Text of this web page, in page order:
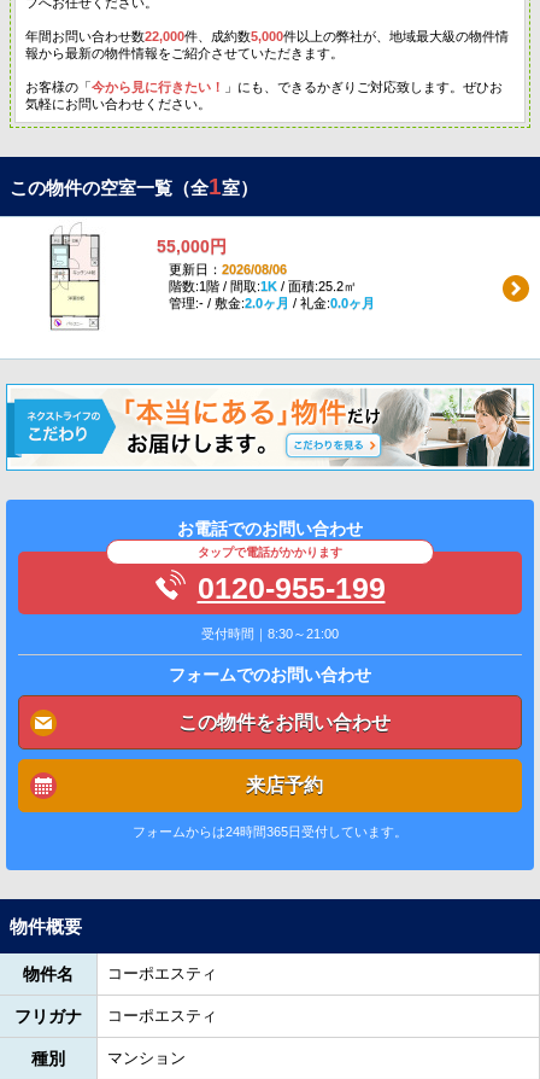
年間お問い合わせ数22,000件、成約数5,000件以上の弊社が、地域最大級の物件情
報から最新の物件情報をご紹介させていただきます。
お客様の「今から見に行きたい！
」にも、できるかぎりご対応致します。ぜひお
気軽にお問い合わせください。
この物件の空室一覧（全1室）
55,000円
更新日： 2026/08/06
階数:1階 / 間取:1K/ 面積:25.2㎡
管理:- / 敷金:2.0ヶ月 / 礼金:0.0ヶ月
お電話でのお問い合わせ
タップで電話がかかります
0120-955-199
受付時間｜8:30～21:00
フォームでのお問い合わせ
この物件をお問い合わせ
来店予約
フォームからは24時間365日受付しています。
物件概要
物件名 コーポエスティ
フリガナ コーポエスティ
種別 マンション